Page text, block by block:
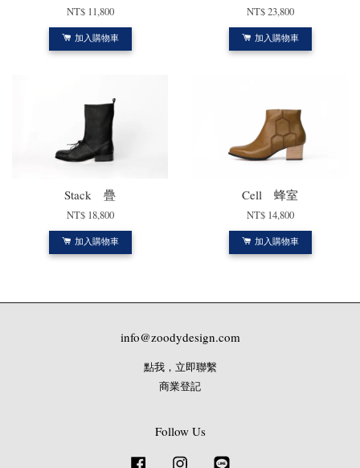
NT$ 11,800
加入購物車
NT$ 23,800
加入購物車
Stack 疊
NT$ 18,800
加入購物車
Cell 蜂室
NT$ 14,800
加入購物車
info@zoodydesign.com
點我，立即聯繫
商業登記
Follow Us
Facebook Instagram